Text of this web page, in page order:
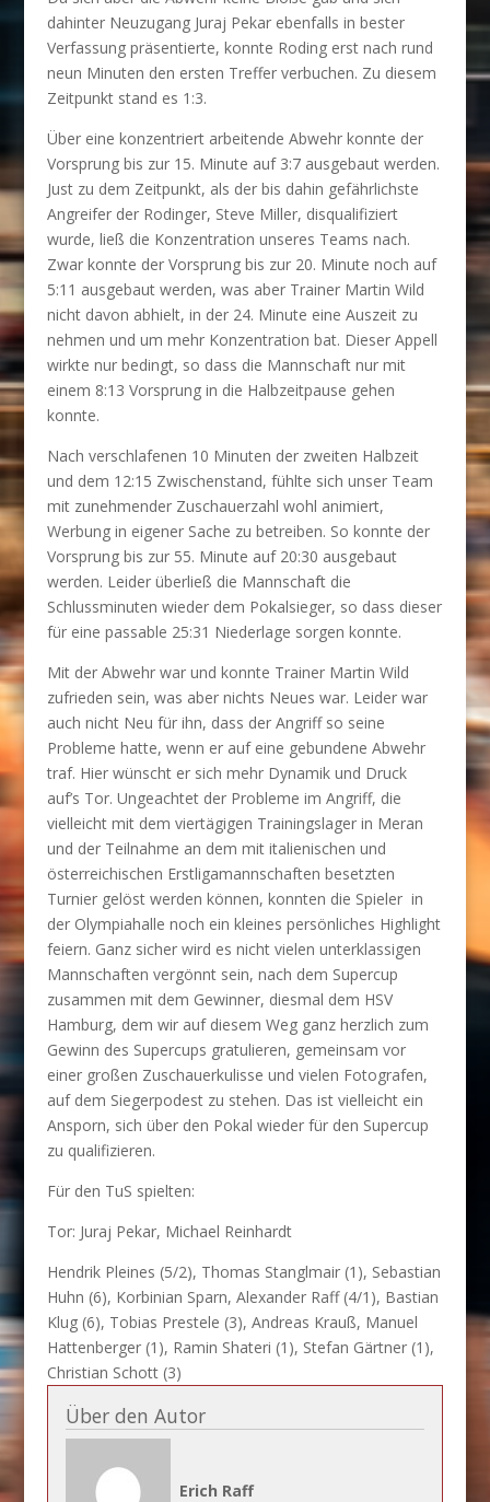
dahinter Neuzugang Juraj Pekar ebenfalls in bester
Verfassung präsentierte, konnte Roding erst nach rund
neun Minuten den ersten Treffer verbuchen. Zu diesem
Zeitpunkt stand es 1:3.
Über eine konzentriert arbeitende Abwehr konnte der
Vorsprung bis zur 15. Minute auf 3:7 ausgebaut werden.
Just zu dem Zeitpunkt, als der bis dahin gefährlichste
Angreifer der Rodinger, Steve Miller, disqualifiziert
wurde, ließ die Konzentration unseres Teams nach.
Zwar konnte der Vorsprung bis zur 20. Minute noch auf
5:11 ausgebaut werden, was aber Trainer Martin Wild
nicht davon abhielt, in der 24. Minute eine Auszeit zu
nehmen und um mehr Konzentration bat. Dieser Appell
wirkte nur bedingt, so dass die Mannschaft nur mit
einem 8:13 Vorsprung in die Halbzeitpause gehen
konnte.
Nach verschlafenen 10 Minuten der zweiten Halbzeit
und dem 12:15 Zwischenstand, fühlte sich unser Team
mit zunehmender Zuschauerzahl wohl animiert,
Werbung in eigener Sache zu betreiben. So konnte der
Vorsprung bis zur 55. Minute auf 20:30 ausgebaut
werden. Leider überließ die Mannschaft die
Schlussminuten wieder dem Pokalsieger, so dass dieser
für eine passable 25:31 Niederlage sorgen konnte.
Mit der Abwehr war und konnte Trainer Martin Wild
zufrieden sein, was aber nichts Neues war. Leider war
auch nicht Neu für ihn, dass der Angriff so seine
Probleme hatte, wenn er auf eine gebundene Abwehr
traf. Hier wünscht er sich mehr Dynamik und Druck
auf’s Tor. Ungeachtet der Probleme im Angriff, die
vielleicht mit dem viertägigen Trainingslager in Meran
und der Teilnahme an dem mit italienischen und
österreichischen Erstligamannschaften besetzten
Turnier gelöst werden können, konnten die Spieler in
der Olympiahalle noch ein kleines persönliches Highlight
feiern. Ganz sicher wird es nicht vielen unterklassigen
Mannschaften vergönnt sein, nach dem Supercup
zusammen mit dem Gewinner, diesmal dem HSV
Hamburg, dem wir auf diesem Weg ganz herzlich zum
Gewinn des Supercups gratulieren, gemeinsam vor
einer großen Zuschauerkulisse und vielen Fotografen,
auf dem Siegerpodest zu stehen. Das ist vielleicht ein
Ansporn, sich über den Pokal wieder für den Supercup
zu qualifizieren.
Für den TuS spielten:
Tor: Juraj Pekar, Michael Reinhardt
Hendrik Pleines (5/2), Thomas Stanglmair (1), Sebastian
Huhn (6), Korbinian Sparn, Alexander Raff (4/1), Bastian
Klug (6), Tobias Prestele (3), Andreas Krauß, Manuel
Hattenberger (1), Ramin Shateri (1), Stefan Gärtner (1),
Christian Schott (3)
Über den Autor
Erich Raff